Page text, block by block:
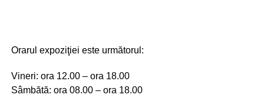
Orarul expoziţiei este următorul:
Vineri: ora 12.00 – ora 18.00
Sâmbătă: ora 08.00 – ora 18.00